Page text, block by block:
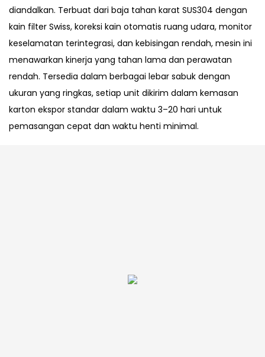
diandalkan. Terbuat dari baja tahan karat SUS304 dengan
kain filter Swiss, koreksi kain otomatis ruang udara, monitor
keselamatan terintegrasi, dan kebisingan rendah, mesin ini
menawarkan kinerja yang tahan lama dan perawatan
rendah. Tersedia dalam berbagai lebar sabuk dengan
ukuran yang ringkas, setiap unit dikirim dalam kemasan
karton ekspor standar dalam waktu 3–20 hari untuk
pemasangan cepat dan waktu henti minimal.